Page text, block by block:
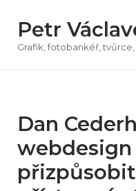
obsah
Petr
Grafik, fotobankéř,
Dan
webdesign